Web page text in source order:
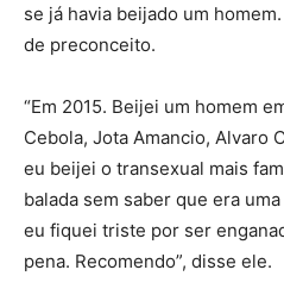
se já havia beijado um
de preconceito.
“Em 2015. Beijei um homem
Cebola, Jota Amancio, Alvaro
eu beijei o transexual mais
balada sem saber que era
eu fiquei triste por ser
pena. Recomendo”, disse ele.